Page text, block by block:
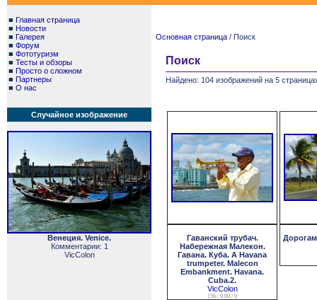
■ Главная страница
■ Новости
■ Галерея
■ Форум
■ Фототуризм
■ Тесты и обзоры
■ Просто о сложном
■ Партнеры
■ О нас
Случайное изображение
Венеция. Venice.
Комментарии: 1
VicColon
Основная страница / Поиск
Поиск
Найдено: 104 изображений на 5
Гаванский трубач.
Набережная Малекон.
Гавана. Куба. A Havana
trumpeter. Malecon
Embankment. Havana.
Cuba.2.
VicColon
156 / 0.00 / 0